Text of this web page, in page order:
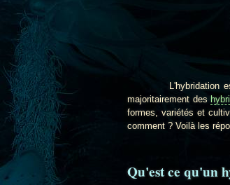
L'hybridation est un
majoritairement des
formes, variétés et
comment ? Voilà les
Qu'est ce qu'un